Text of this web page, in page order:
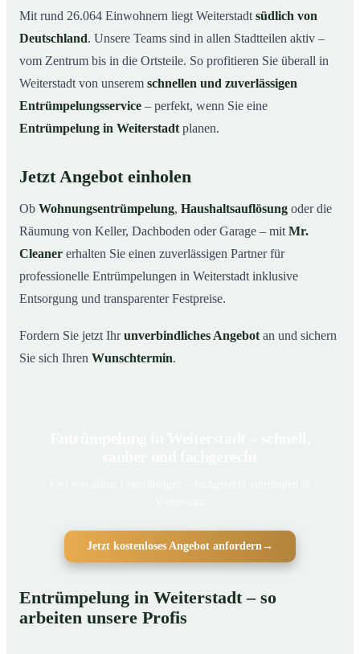
Mit rund 26.064 Einwohnern liegt Weiterstadt südlich von
Deutschland. Unsere Teams sind in allen Stadtteilen aktiv –
vom Zentrum bis in die Ortsteile. So profitieren Sie überall in
Weiterstadt von unserem schnellen und zuverlässigen
Entrümpelungsservice – perfekt, wenn Sie eine
Entrümpelung in Weiterstadt planen.
Jetzt Angebot einholen
Ob Wohnungsentrümpelung, Haushaltsauflösung oder die
Räumung von Keller, Dachboden oder Garage – mit Mr.
Cleaner erhalten Sie einen zuverlässigen Partner für
professionelle Entrümpelungen in Weiterstadt inklusive
Entsorgung und transparenter Festpreise.
Fordern Sie jetzt Ihrunverbindliches Angebot an und sichern
Sie sich Ihren Wunschtermin.
Jetzt kostenloses Angebot anfordern→
Entrümpelung in Weiterstadt – so
arbeiten unsere Profis